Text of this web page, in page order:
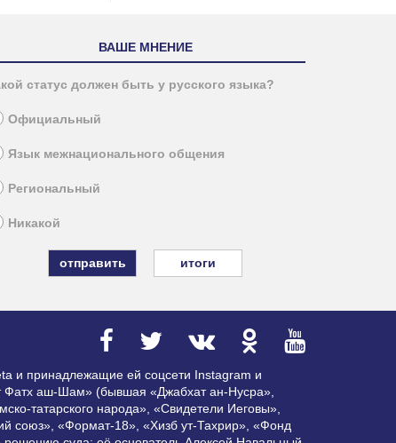
ВАШЕ МНЕНИЕ
статус должен быть у русского языка?
Официальный
Язык межнационального общения
Региональный
Никакой
итоги
и принадлежащие ей соцсети Instagram и
Фатх аш-Шам» (бывшая «Джабхат ан-Нусра»,
татарского народа», «Свидетели Иеговы»,
союз», «Формат-18», «Хизб ут-Тахрир», «Фонд